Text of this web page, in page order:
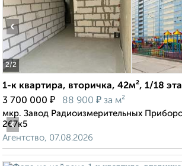
2/2
‹
1-к квартира, вторичка, 42м², 1/18
3 700 000 ₽ 88 900 ₽ за м²
мкр. Завод Радиоизмерительных
267к5
Агентство, 07.08.2026
‹